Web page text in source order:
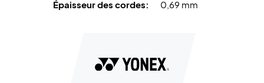
Épaisseur des cordes:
0,69 mm